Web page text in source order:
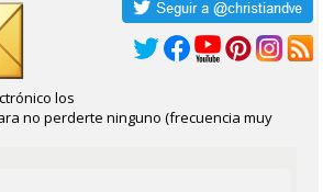
los
no perderte ninguno (frecuencia muy